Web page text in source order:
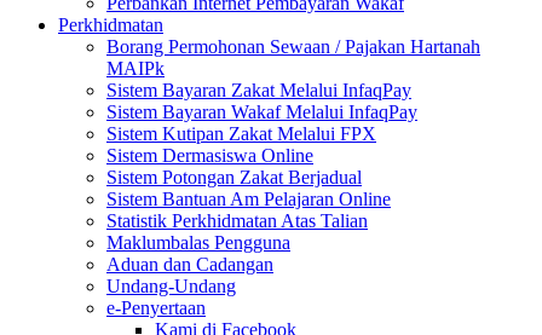
Perkhidmatan
Borang Permohonan Sewaan / Pajakan Hartanah
MAIPk
Sistem Bayaran Zakat Melalui InfaqPay
Sistem Bayaran Wakaf Melalui InfaqPay
Sistem Kutipan Zakat Melalui FPX
Sistem Dermasiswa Online
Sistem Potongan Zakat Berjadual
Sistem Bantuan Am Pelajaran Online
Statistik Perkhidmatan Atas Talian
Maklumbalas Pengguna
Aduan dan Cadangan
Undang-Undang
e-Penyertaan
Kami di Facebook